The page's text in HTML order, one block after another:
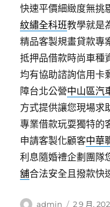
快速平價細緻度無挑
紋繡全科班教學就是
精品客製規畫貸款專
抵押品借款時尚車種
均有協助諮詢信用卡
障台北公營中山區汽
方式提供讓您現場求
專業借款玩耍獨特的
申請客製化顧客中華
利息隨婚禮企劃團隊
舖合法安全且撥款快
作
admin
發
2 9 月,